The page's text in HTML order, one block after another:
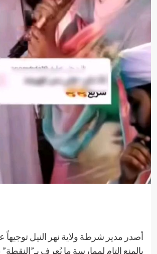
أصدر مدير شرطة ولاية نهر النيل توجيهاً
بالمنع التام لممارسة ما يُعرف